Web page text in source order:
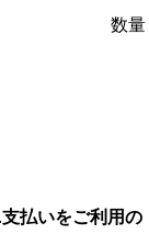
数量
払いをご利用の